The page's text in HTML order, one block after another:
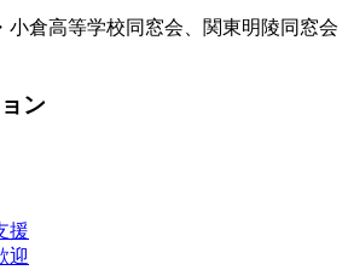
小倉高等学校同窓会、関東明陵同窓会
ン
援
迎